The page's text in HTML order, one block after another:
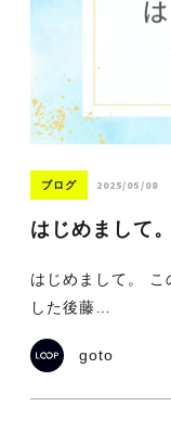
ブログ 2025/05/08
はじめまして
はじめまして。 こ
した後藤…
goto